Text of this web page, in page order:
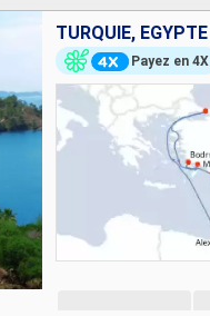
TURQUIE, EGYPTE
Payez en 4X